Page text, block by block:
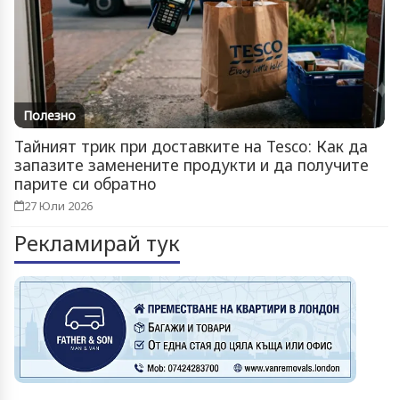
Полезно
Тайният трик при доставките на Tesco: Как да
запазите заменените продукти и да получите
парите си обратно
27 Юли 2026
Рекламирай тук